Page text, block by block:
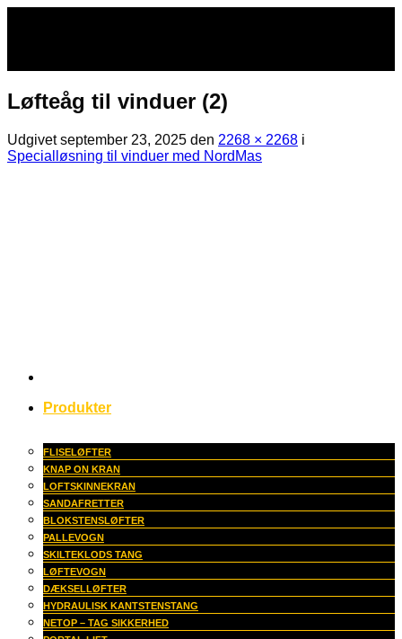
Produkter
FLISELØFTER
KNAP ON KRAN
LOFTSKINNEKRAN
SANDAFRETTER
BLOKSTENSLØFTER
PALLEVOGN
SKILTEKLODS TANG
LØFTEVOGN
DÆKSELLØFTER
HYDRAULISK KANTSTENSTANG
NETOP – TAG SIKKERHED
Løfteåg til vinduer (2)
Udgivetseptember 23, 2025 den 2268 × 2268 i
Specialløsning til vinduer med NordMas